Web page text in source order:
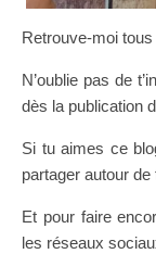
Retrouve-moi
N’oublie pas de
dès la publication
Si tu aimes ce
partager autour de
Et pour faire
les réseaux